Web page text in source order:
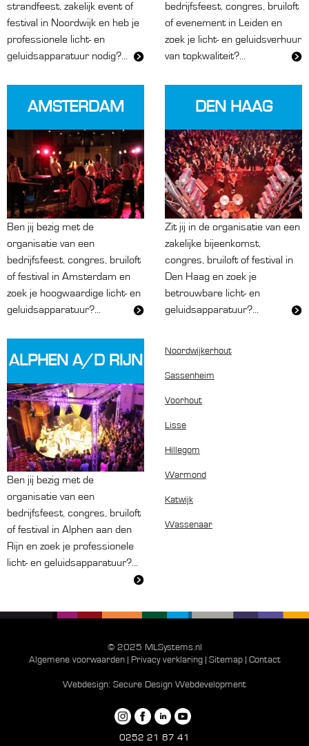
strandfeest, zakelijk event of
festival in Noordwijk en heb je
professionele licht- en
geluidsapparatuur nodig?...
bedrijfsfeest, congres, bruiloft
of evenement in Leiden en
zoek je licht- en geluidsverhuur
van topkwaliteit?...
AMSTERDAM
Ben jij bezig met de
organisatie van een
bedrijfsfeest, congres, bruiloft
of festival in Amsterdam en
zoek je hoogwaardige licht- en
geluidsapparatuur?...
DEN HAAG
Zit jij in de organisatie van een
zakelijke bijeenkomst,
congres, bruiloft of festival in
Den Haag en zoek je
betrouwbare licht- en
geluidsapparatuur?...
ALPHEN A/D RIJN
Ben jij bezig met de
organisatie van een
bedrijfsfeest, congres, bruiloft
of festival in Alphen aan den
Rijn en zoek je professionele
licht- en geluidsapparatuur?...
Noordwijkerhout
Sassenheim
Voorhout
Lisse
Hillegom
Warmond
Katwijk
Wassenaar
© 2025 MLSystems.nl
Algemene voorwaarden| Privacy verklaring| Sitemap| Contact
Webdesign: Secure Design Webdevelopment
0252 21 87 41